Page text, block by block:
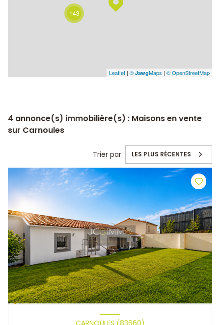
143
Leaflet | © JawgMaps | © OpenStreetMap
4 annonce(s) immobilière(s) : Maisons en vente
sur Carnoules
Trier par LES PLUS RÉCENTES